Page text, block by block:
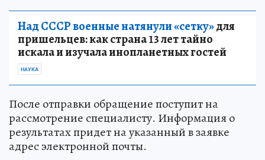
Над СССР военные натянули «сетку»для
пришельцев: как страна 13 лет тайно
искала и изучала инопланетных гостей
НАУКА
После отправки обращение поступит на
рассмотрение специалисту. Информация о
результатах придет на указанный в заявке
адрес электронной почты.